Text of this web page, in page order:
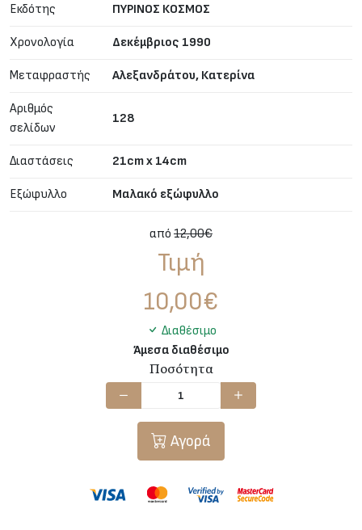
Εκδότης ΠΥΡΙΝΟΣ ΚΟΣΜΟΣ
Χρονολογία Δεκέμβριος 1990
Μεταφραστής Αλεξανδράτου, Κατερίνα
Αριθμός
σελίδων
128
Διαστάσεις 21cm x 14cm
Εξώφυλλο Μαλακό εξώφυλλο
από 12,00€
Τιμή
10,00€
Διαθέσιμο
Άμεσα διαθέσιμο
Ποσότητα
Αγορά